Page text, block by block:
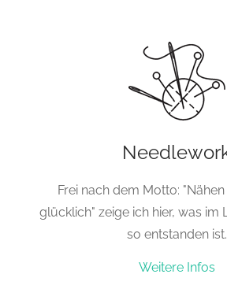
Frei nach dem Motto:
glücklich" zeige ich hier, was im
so entstanden ist.
Weitere Infos